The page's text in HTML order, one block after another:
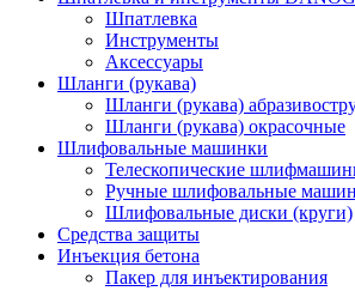
Шпатлевка
Инструменты
Аксессуары
Шланги (рукава)
Шланги (рукава)
Шланги (рукава) окрасочные
Шлифовальные машинки
Телескопические
Ручные шлифовальные
Шлифовальные диски (круги)
Средства защиты
Инъекция бетона
Пакер для инъектирования